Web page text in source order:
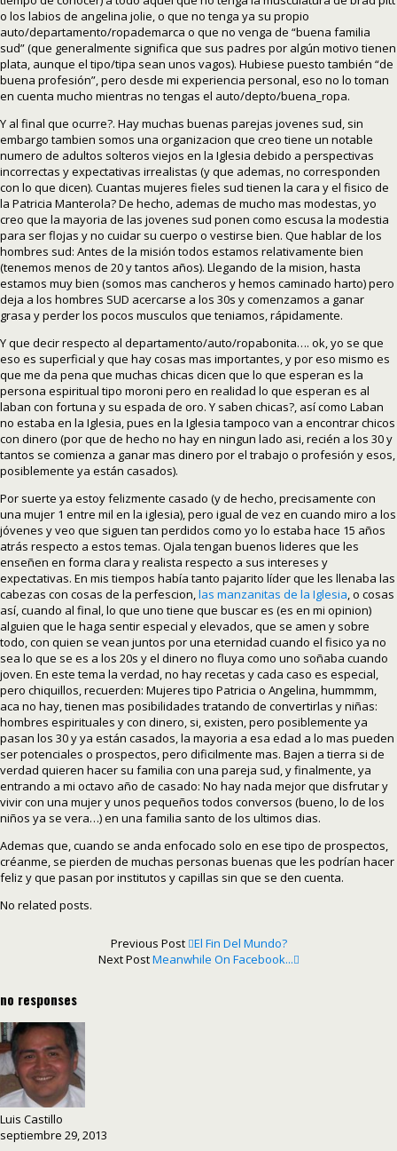
o los labios de angelina jolie, o que no tenga ya su propio
auto/departamento/ropademarca o que no venga de “buena familia
sud” (que generalmente significa que sus padres por algún motivo tienen
plata, aunque el tipo/tipa sean unos vagos). Hubiese puesto también “de
buena profesión”, pero desde mi experiencia personal, eso no lo toman
en cuenta mucho mientras no tengas el auto/depto/buena_ropa.
Y al final que ocurre?. Hay muchas buenas parejas jovenes sud, sin
embargo tambien somos una organizacion que creo tiene un notable
numero de adultos solteros viejos en la Iglesia debido a perspectivas
incorrectas y expectativas irrealistas (y que ademas, no corresponden
con lo que dicen). Cuantas mujeres fieles sud tienen la cara y el fisico de
la Patricia Manterola? De hecho, ademas de mucho mas modestas, yo
creo que la mayoria de las jovenes sud ponen como escusa la modestia
para ser flojas y no cuidar su cuerpo o vestirse bien. Que hablar de los
hombres sud: Antes de la misión todos estamos relativamente bien
(tenemos menos de 20 y tantos años). Llegando de la mision, hasta
estamos muy bien (somos mas cancheros y hemos caminado harto) pero
deja a los hombres SUD acercarse a los 30s y comenzamos a ganar
grasa y perder los pocos musculos que teniamos, rápidamente.
Y que decir respecto al departamento/auto/ropabonita…. ok, yo se que
eso es superficial y que hay cosas mas importantes, y por eso mismo es
que me da pena que muchas chicas dicen que lo que esperan es la
persona espiritual tipo moroni pero en realidad lo que esperan es al
laban con fortuna y su espada de oro. Y saben chicas?, así como Laban
no estaba en la Iglesia, pues en la Iglesia tampoco van a encontrar chicos
con dinero (por que de hecho no hay en ningun lado asi, recién a los 30 y
tantos se comienza a ganar mas dinero por el trabajo o profesión y esos,
posiblemente ya están casados).
Por suerte ya estoy felizmente casado (y de hecho, precisamente con
una mujer 1 entre mil en la iglesia), pero igual de vez en cuando miro a los
jóvenes y veo que siguen tan perdidos como yo lo estaba hace 15 años
atrás respecto a estos temas. Ojala tengan buenos lideres que les
enseñen en forma clara y realista respecto a sus intereses y
expectativas. En mis tiempos había tanto pajarito líder que les llenaba las
cabezas con cosas de la perfescion,las manzanitas de la Iglesia, o cosas
así, cuando al final, lo que uno tiene que buscar es (es en mi opinion)
alguien que le haga sentir especial y elevados, que se amen y sobre
todo, con quien se vean juntos por una eternidad cuando el fisico ya no
sea lo que se es a los 20s y el dinero no fluya como uno soñaba cuando
joven. En este tema la verdad, no hay recetas y cada caso es especial,
pero chiquillos, recuerden: Mujeres tipo Patricia o Angelina, hummmm,
aca no hay, tienen mas posibilidades tratando de convertirlas y niñas:
hombres espirituales y con dinero, si, existen, pero posiblemente ya
pasan los 30 y ya están casados, la mayoria a esa edad a lo mas pueden
ser potenciales o prospectos, pero dificilmente mas. Bajen a tierra si de
verdad quieren hacer su familia con una pareja sud, y finalmente, ya
entrando a mi octavo año de casado: No hay nada mejor que disfrutar y
vivir con una mujer y unos pequeños todos conversos (bueno, lo de los
niños ya se vera…) en una familia santo de los ultimos dias.
Ademas que, cuando se anda enfocado solo en ese tipo de prospectos,
créanme, se pierden de muchas personas buenas que les podrían hacer
feliz y que pasan por institutos y capillas sin que se den cuenta.
No related posts.
Previous Post El Fin Del Mundo?
Next PostMeanwhile On Facebook...
no responses
Luis Castillo
septiembre 29, 2013